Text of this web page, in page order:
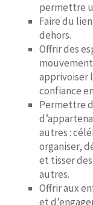
permettre
Faire du
dehors.
Offrir des
apprivoiser
confiance
Permettre
autres :
organiser,
et tisser
autres.
Offrir aux
et